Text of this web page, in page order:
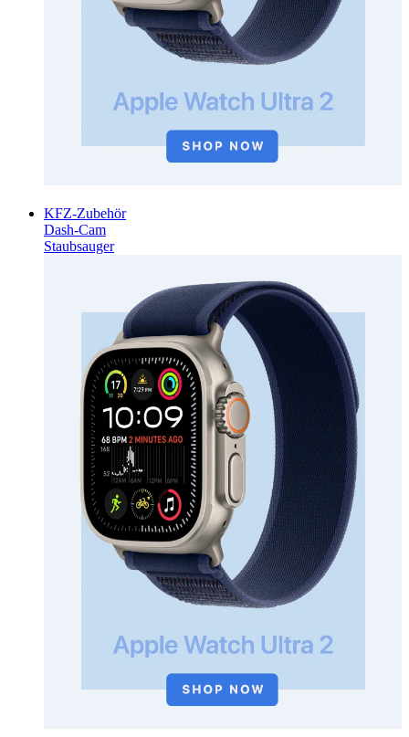
KFZ-Zubehör
Dash-Cam
Staubsauger